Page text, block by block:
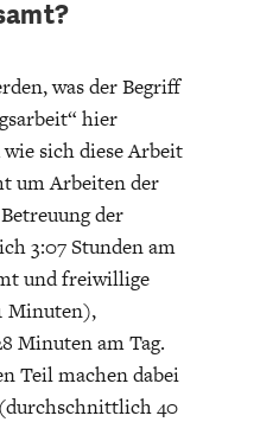
was der Begriff
hier
sich diese Arbeit
um Arbeiten der
der
3:07 Stunden am
und freiwillige
Minuten),
Minuten am Tag.
Teil machen dabei
40